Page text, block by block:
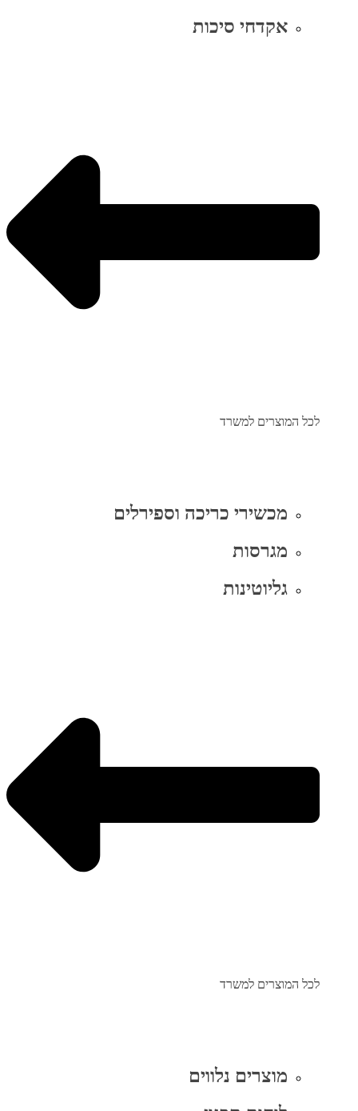
אקדחי סיכות
לכל המוצרים למשרד
מכשירי כריכה וספירלים
מגרסות
גליוטינות
לכל המוצרים למשרד
מוצרים נלווים